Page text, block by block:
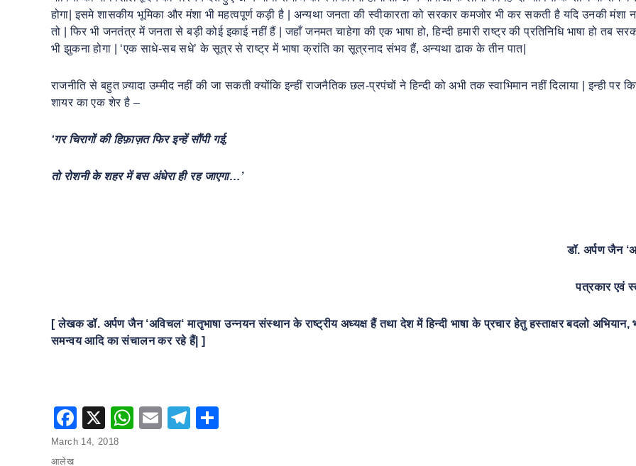
होगा| इसमे शासकीय भूमिका और मंशा भी महत्वपूर्ण कड़ी है | अन्यथा जनता की स्वीकारता को सरकार कमजोर भी कर सकती है यदि उनकी मंशा
तो | फिर भी जनतंत्र में जनता से बड़ी कोई इकाई नहीं हैं | जहाँ जनमत चाहेगा की एक भाषा हो, हिन्दी हमारी राष्ट्र की प्रतिनिधि भाषा हो तब
भी झुकना होगा | ‘एक साधे-सब सधे’ के सूत्र से राष्ट्र में भाषा क्रांति का सूत्रनाद संभव हैं, अन्यथा ढाक के तीन पात|
राजनीति से बहुत ज़्यादा उम्मीद नहीं की जा सकती क्योंकि इन्हीं राजनैतिक छल-प्रपंचों ने हिन्दी को अभी तक स्वाभिमान नहीं दिलाया | इन्ही पर
शायर का एक शेर है –
‘गर चिरागों की हिफ़ाज़त फिर इन्हें सौंपी गई,
तो रोशनी के शहर में बस अंधेरा ही रह जाएगा…’
डॉ. अर्पण जैन
पत्रकारएवं
[लेखक डॉ. अर्पण जैन‘अविचल‘मातृभाषा उन्नयन संस्थान के राष्ट्रीय अध्यक्ष हैं तथा देश में हिन्दी भाषा के प्रचार हेतु हस्ताक्षर बदलो अभियान,
समन्वय आदि का संचालन कर रहे हैं| ]
F
a
X
W
E
T
Posted
March 14, 2018
Categories
आलेख